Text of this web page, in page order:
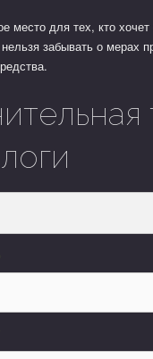
место для тех, кто
забывать о мерах